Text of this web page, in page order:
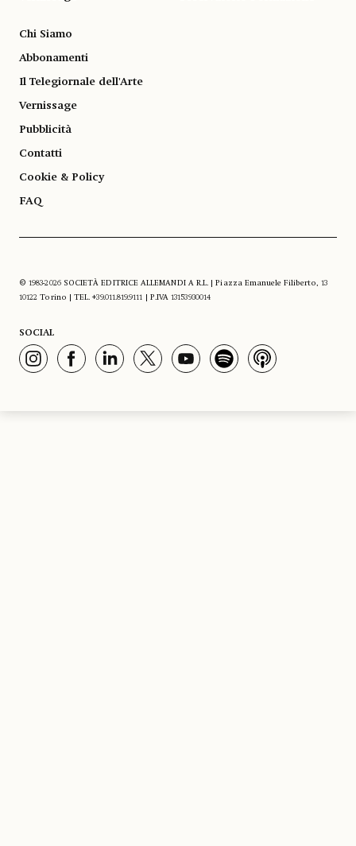
Chi Siamo
Abbonamenti
Il Telegiornale dell'Arte
Vernissage
Pubblicità
Contatti
Cookie & Policy
FAQ
© 1983-2026 SOCIETÀ EDITRICE ALLEMANDI A R.L. | Piazza Emanuele Filiberto, 13
10122 Torino | TEL. +39.011.819.9111 | P.IVA 13153930014
SOCIAL